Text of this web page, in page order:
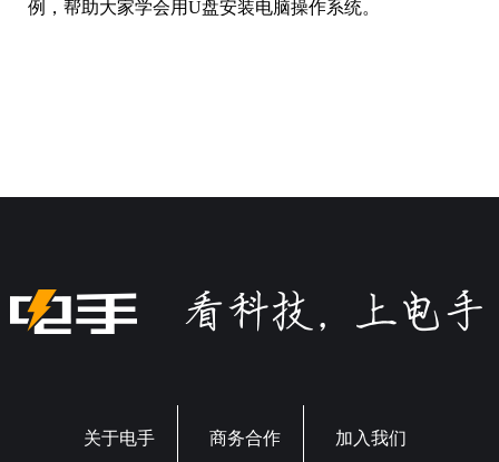
例，帮助大家学会用U盘安装电脑操作系统。
关于电手 商务合作 加入我们